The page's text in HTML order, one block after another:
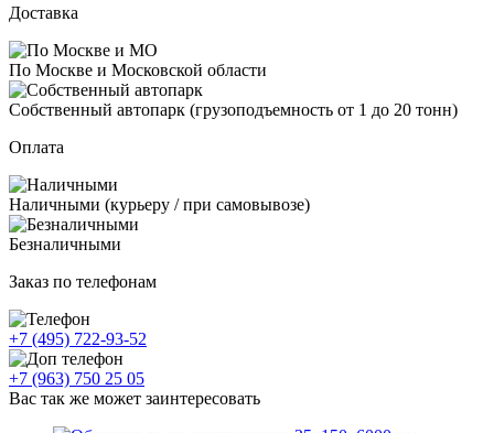
Доставка
По Москве и Московской области
Собственный автопарк (грузоподъемность от 1 до 20 тонн)
Оплата
Наличными (курьеру / при самовывозе)
Безналичными
Заказ по телефонам
+7 (495) 722-93-52
+7 (963) 750 25 05
Вас так же может заинтересовать